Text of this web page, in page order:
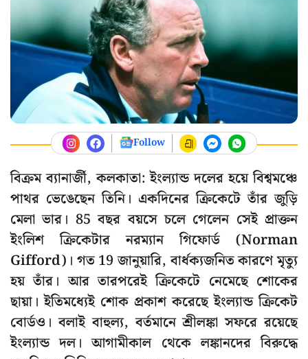
Follow
বিক্রম ব্যানার্জী, কলকাতা: ইংল্যান্ড দলের হয়ে বিশ্বমঞ্চে
পাথর ভেঙেছেন তিনি। একদিনের ক্রিকেটে তাঁর জুড়ি
মেলা ভার। 85 বছর বয়সে চলে গেলেন সেই প্রাক্তন
ইংলিশ ক্রিকেটার নরম্যান গিফোর্ড (Norman
Gifford)। গত 19 জানুয়ারি, বার্ধক্যজনিত কারণে মৃত্যু
হয় তাঁর। আর তারপরেই ক্রিকেটে নেমেছে শোকের
ছায়া। ইতিমধ্যেই শোক প্রকাশ করেছে ইংল্যান্ড ক্রিকেট
বোর্ডও। বলাই বাহুল্য, বর্তমানে শ্রীলঙ্কা সফরে রয়েছে
ইংল্যান্ড দল। আগামীকাল থেকে লঙ্কানদের বিরুদ্ধে